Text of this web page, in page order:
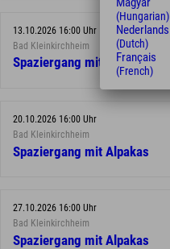
13.10.2026 16:00 Uhr
Bad Kleinkirchheim
Spaziergang mit Alpakas
20.10.2026 16:00 Uhr
Bad Kleinkirchheim
Spaziergang mit Alpakas
27.10.2026 16:00 Uhr
Bad Kleinkirchheim
Spaziergang mit Alpakas
(Hungarian)
Nederlands
(Dutch)
Français
(French)